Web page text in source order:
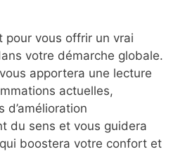
pour vous offrir un vrai
votre démarche globale.
apportera une lecture
actuelles,
d’amélioration
du sens et vous guidera
boostera votre confort et